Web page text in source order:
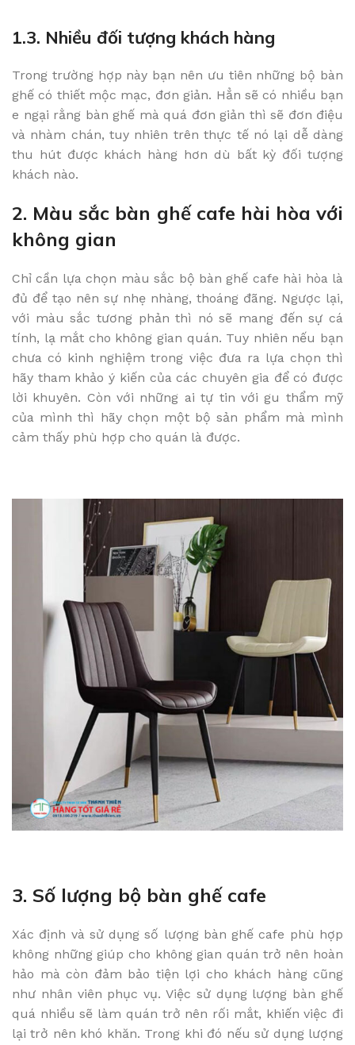
1.3. Nhiều đối tượng khách hàng
Trong trường hợp này bạn nên ưu tiên những bộ bàn
ghế có thiết mộc mạc, đơn giản. Hẳn sẽ có nhiều bạn
e ngại rằng bàn ghế mà quá đơn giản thì sẽ đơn điệu
và nhàm chán, tuy nhiên trên thực tế nó lại dễ dàng
thu hút được khách hàng hơn dù bất kỳ đối tượng
khách nào.
2. Màu sắc bàn ghế cafe hài hòa với
không gian
Chỉ cần lựa chọn màu sắc bộ bàn ghế cafe hài hòa là
đủ để tạo nên sự nhẹ nhàng, thoáng đãng. Ngược lại,
với màu sắc tương phản thì nó sẽ mang đến sự cá
tính, lạ mắt cho không gian quán. Tuy nhiên nếu bạn
chưa có kinh nghiệm trong việc đưa ra lựa chọn thì
hãy tham khảo ý kiến của các chuyên gia để có được
lời khuyên. Còn với những ai tự tin với gu thẩm mỹ
của mình thì hãy chọn một bộ sản phẩm mà mình
cảm thấy phù hợp cho quán là được.
3. Số lượng bộ bàn ghế cafe
Xác định và sử dụng số lượng bàn ghế cafe phù hợp
không những giúp cho không gian quán trở nên hoàn
hảo mà còn đảm bảo tiện lợi cho khách hàng cũng
như nhân viên phục vụ. Việc sử dụng lượng bàn ghế
quá nhiều sẽ làm quán trở nên rối mắt, khiến việc đi
lại trở nên khó khăn. Trong khi đó nếu sử dụng lượng